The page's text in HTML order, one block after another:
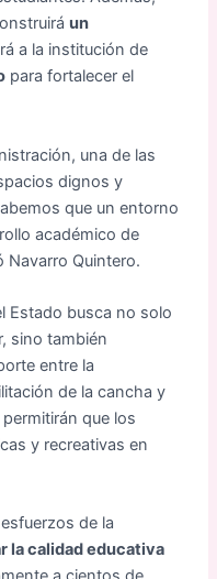
un
a la institución de
para fortalecer el
una de las
dignos y
que un entorno
académico de
Navarro Quintero.
Estado busca no solo
sino también
entre la
de la cancha y
que los
y recreativas en
de la
la calidad educativa